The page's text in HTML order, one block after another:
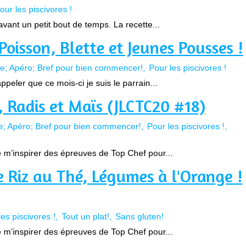
les piscivores !
un petit bout de temps. La recette...
Blette et Jeunes Pousses !
Apéro; Bref pour bien commencer!
Pour les piscivores !
que ce mois-ci je suis le parrain...
et Maïs (JLCTC20 #18)
Apéro; Bref pour bien commencer!
Pour les piscivores !
des épreuves de Top Chef pour...
au Thé, Légumes à l'Orange !
piscivores ! Tout un plat!
Sans gluten!
des épreuves de Top Chef pour...